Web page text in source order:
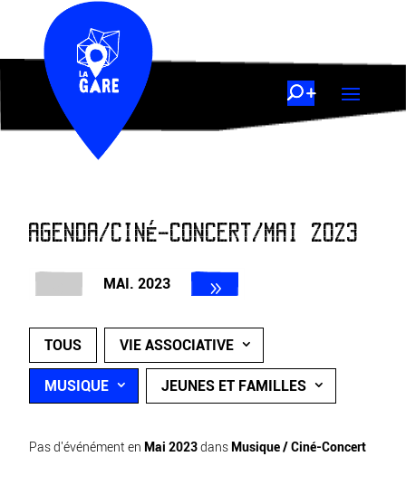
AGENDA/CINÉ-CONCERT/MAI 2023
MAI. 2023
TOUS VIE ASSOCIATIVE
MUSIQUE JEUNES ET FAMILLES
Pas d'événément en Mai 2023dans Musique / Ciné-Concert